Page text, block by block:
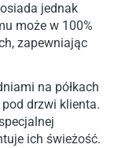
jednak
może w 100%
zapewniając
na półkach
drzwi klienta.
ich świeżość.